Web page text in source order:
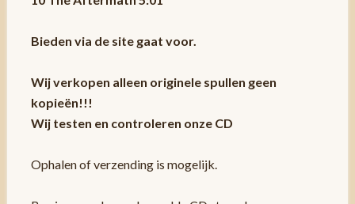
Bieden via de site gaat voor.
Wij verkopen alleen originele spullen geen
kopieën!!!
Wij testen en controleren onze CD
Ophalen of verzending is mogelijk.